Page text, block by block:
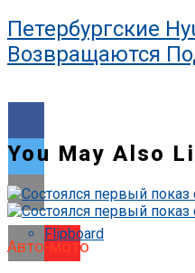
Петербургские
Возвращаются
Flipboard
You May Also
Авто-мото